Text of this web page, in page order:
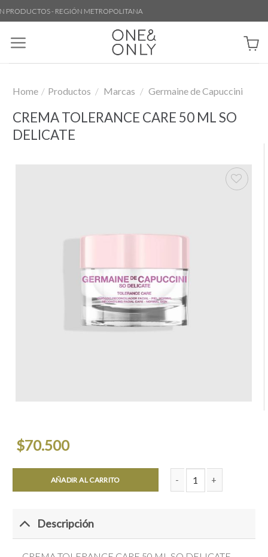
Skip
to
content
- REGIÓN METROPOLITANA
Home / Productos / Marcas / Germaine de Capuccini
CREMA TOLERANCE CARE 50 ML SO
DELICATE
$70.500
AÑADIR AL CARRITO
Descripción